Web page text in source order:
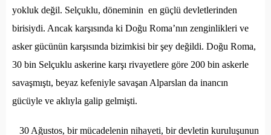
yokluk değil. Selçuklu, döneminin en güçlü devletlerinden
birisiydi. Ancak karşısında ki Doğu Roma’nın zenginlikleri ve
asker gücünün karşısında bizimkisi bir şey değildi. Doğu Roma,
30 bin Selçuklu askerine karşı rivayetlere göre 200 bin askerle
savaşmıştı, beyaz kefeniyle savaşan Alparslan da inancın
gücüyle ve aklıyla galip gelmişti.
30 Ağustos, bir mücadelenin nihayeti, bir devletin kuruluşunun